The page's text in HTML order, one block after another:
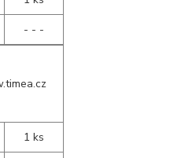
- - -
1 ks